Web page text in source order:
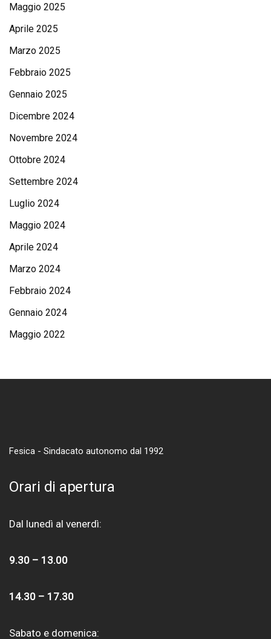
Maggio 2025
Aprile 2025
Marzo 2025
Febbraio 2025
Gennaio 2025
Dicembre 2024
Novembre 2024
Ottobre 2024
Settembre 2024
Luglio 2024
Maggio 2024
Aprile 2024
Marzo 2024
Febbraio 2024
Gennaio 2024
Maggio 2022
Fesica - Sindacato autonomo dal 1992
Orari di apertura
Dal lunedì al venerdì:
9.30 – 13.00
14.30 – 17.30
Sabato e domenica: